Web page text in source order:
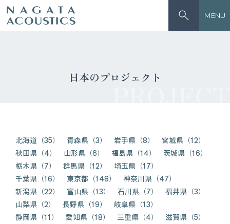
MENU
日本のプロジェクト
北海道（35） 青森県（3） 岩手県（8）
宮城県（12）
秋田県（4）
山形県（6） 福島県（14）
茨城県（16）
栃木県（7）
群馬県（12）
埼玉県（17）
千葉県（16）
東京都（148）
神奈川県（47）
新潟県（22）
富山県（13） 石川県（7）
福井県（3）
山梨県（2）
長野県（19）
岐阜県（13）
静岡県（11）
愛知県（18） 三重県（4）
滋賀県（5）